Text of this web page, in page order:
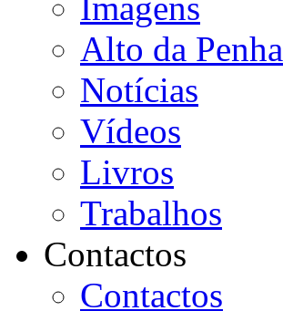
Alto da Penha
Notícias
Vídeos
Livros
Trabalhos
Contactos
Contactos